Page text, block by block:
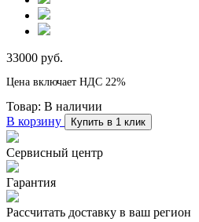
33000 руб.
Цена включает НДС 22%
Товар: В наличии
В корзину
Купить в 1 клик
Сервисный центр
Гарантия
Рассчитать доставку в ваш регион